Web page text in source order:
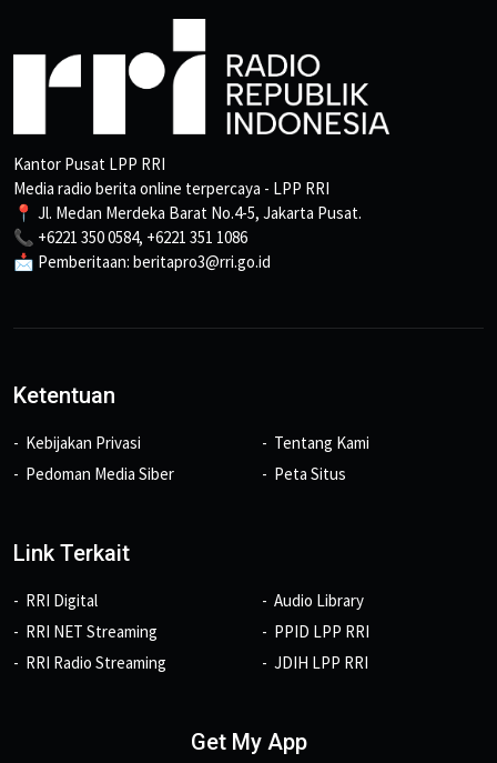
Kantor Pusat LPP RRI
Media radio berita online terpercaya - LPP RRI
📍 Jl. Medan Merdeka Barat No.4-5, Jakarta Pusat.
📞 +6221 350 0584, +6221 351 1086
📩 Pemberitaan: beritapro3@rri.go.id
Ketentuan
Kebijakan Privasi
Pedoman Media Siber
Tentang Kami
Peta Situs
Link Terkait
RRI Digital
RRI NET Streaming
RRI Radio Streaming
Audio Library
PPID LPP RRI
JDIH LPP RRI
Get My App